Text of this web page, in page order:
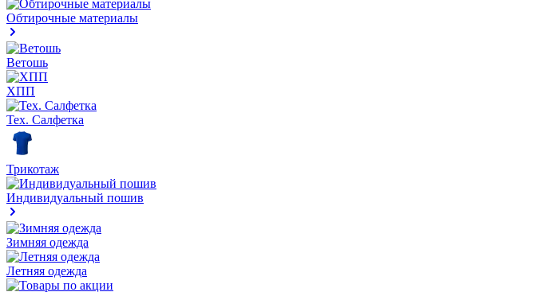
Обтирочные материалы
Ветошь
ХПП
Тех. Салфетка
Трикотаж
Индивидуальный пошив
Зимняя одежда
Летняя одежда